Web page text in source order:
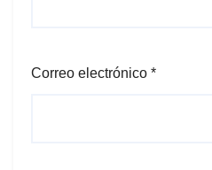
Correo electrónico *